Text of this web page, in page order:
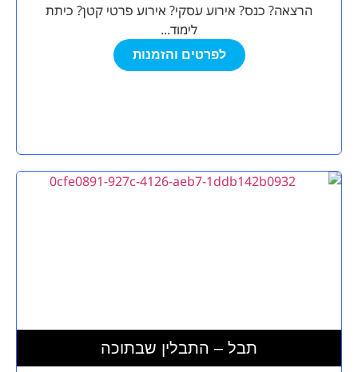
הרצאה? כנס? אירוע עסקי? אירוע פרטי קטן? כיתת
לימוד...
לפרטים והזמנות
תבל – התבלין שבתוכה